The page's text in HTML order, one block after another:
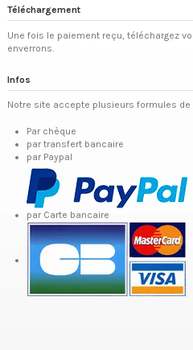
Téléchargement
Une fois le paiement reçu, téléchargez
enverrons.
Infos
Notre site accepte plusieurs formules de
Par chèque
par transfert bancaire
par Paypal
par Carte bancaire